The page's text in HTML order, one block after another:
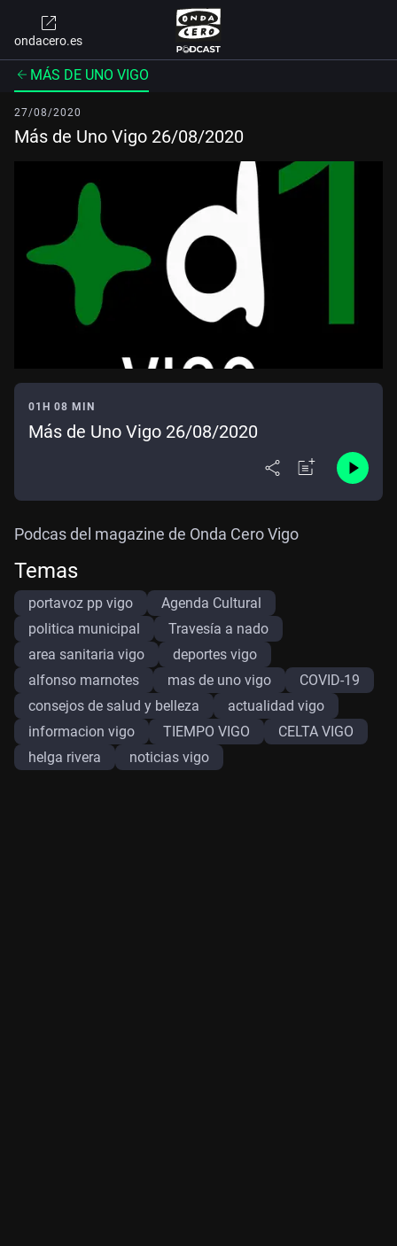
ondacero.es
MÁS DE UNO VIGO
27/08/2020
Más de Uno Vigo 26/08/2020
01H 08 MIN
Más de Uno Vigo 26/08/2020
Podcas del magazine de Onda Cero Vigo
Temas
portavoz pp vigo
Agenda Cultural
politica municipal
Travesía a nado
area sanitaria vigo
deportes vigo
alfonso marnotes
mas de uno vigo
COVID-19
consejos de salud y belleza
actualidad vigo
informacion vigo
TIEMPO VIGO
CELTA VIGO
helga rivera
noticias vigo